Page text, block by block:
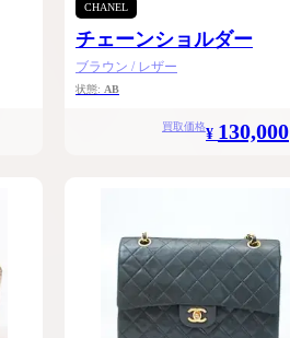
CHANEL
チェーンショルダー
ブラウン / レザー
状態: AB
買取価格¥ 130,000